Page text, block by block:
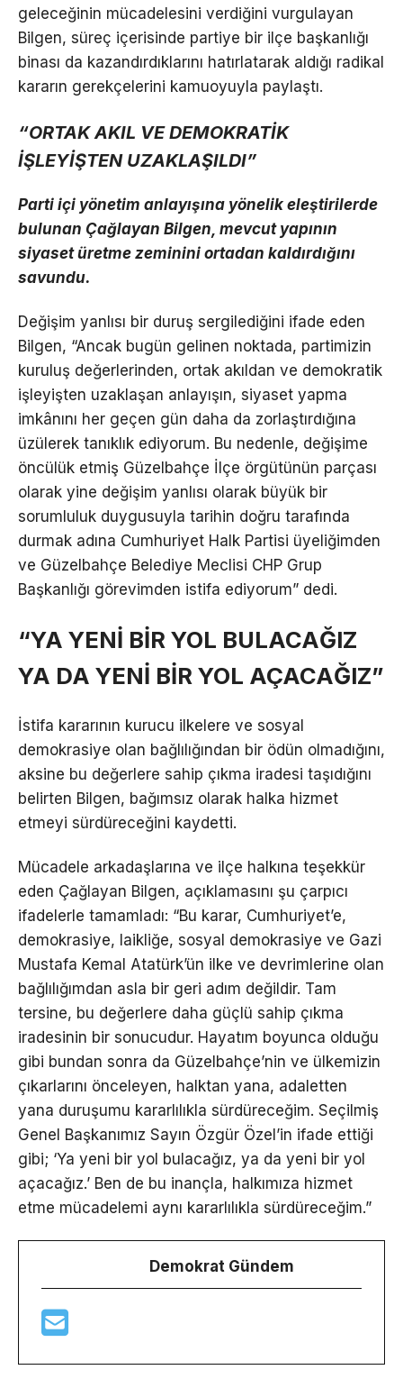
geleceğinin mücadelesini verdiğini vurgulayan
Bilgen, süreç içerisinde partiye bir ilçe başkanlığı
binası da kazandırdıklarını hatırlatarak aldığı radikal
kararın gerekçelerini kamuoyuyla paylaştı.
“ORTAK AKIL VE DEMOKRATİK
İŞLEYİŞTEN UZAKLAŞILDI”
Parti içi yönetim anlayışına yönelik eleştirilerde
bulunan Çağlayan Bilgen, mevcut yapının
siyaset üretme zeminini ortadan kaldırdığını
savundu.
Değişim yanlısı bir duruş sergilediğini ifade eden
Bilgen, “Ancak bugün gelinen noktada, partimizin
kuruluş değerlerinden, ortak akıldan ve demokratik
işleyişten uzaklaşan anlayışın, siyaset yapma
imkânını her geçen gün daha da zorlaştırdığına
üzülerek tanıklık ediyorum. Bu nedenle, değişime
öncülük etmiş Güzelbahçe İlçe örgütünün parçası
olarak yine değişim yanlısı olarak büyük bir
sorumluluk duygusuyla tarihin doğru tarafında
durmak adına Cumhuriyet Halk Partisi üyeliğimden
ve Güzelbahçe Belediye Meclisi CHP Grup
Başkanlığı görevimden istifa ediyorum” dedi.
“YA YENİ BİR YOL BULACAĞIZ
YA DA YENİ BİR YOL AÇACAĞIZ”
İstifa kararının kurucu ilkelere ve sosyal
demokrasiye olan bağlılığından bir ödün olmadığını,
aksine bu değerlere sahip çıkma iradesi taşıdığını
belirten Bilgen, bağımsız olarak halka hizmet
etmeyi sürdüreceğini kaydetti.
Mücadele arkadaşlarına ve ilçe halkına teşekkür
eden Çağlayan Bilgen, açıklamasını şu çarpıcı
ifadelerle tamamladı: “Bu karar, Cumhuriyet’e,
demokrasiye, laikliğe, sosyal demokrasiye ve Gazi
Mustafa Kemal Atatürk’ün ilke ve devrimlerine olan
bağlılığımdan asla bir geri adım değildir. Tam
tersine, bu değerlere daha güçlü sahip çıkma
iradesinin bir sonucudur. Hayatım boyunca olduğu
gibi bundan sonra da Güzelbahçe’nin ve ülkemizin
çıkarlarını önceleyen, halktan yana, adaletten
yana duruşumu kararlılıkla sürdüreceğim. Seçilmiş
Genel Başkanımız Sayın Özgür Özel’in ifade ettiği
gibi; ‘Ya yeni bir yol bulacağız, ya da yeni bir yol
açacağız.’ Ben de bu inançla, halkımıza hizmet
etme mücadelemi aynı kararlılıkla sürdüreceğim.”
Demokrat Gündem